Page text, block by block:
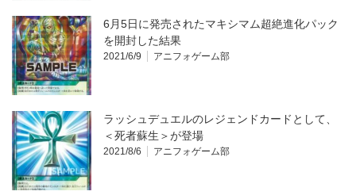
6月5日に発売されたマキシマム超絶進化パック
を開封した結果
2021/6/9 アニフォゲーム部
ラッシュデュエルのレジェンドカードとして、
＜死者蘇生＞が登場
2021/8/6 アニフォゲーム部